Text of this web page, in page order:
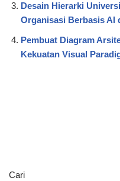
Desain Hierarki
Organisasi Berbasis AI
Pembuat Diagram
Kekuatan Visual
Cari